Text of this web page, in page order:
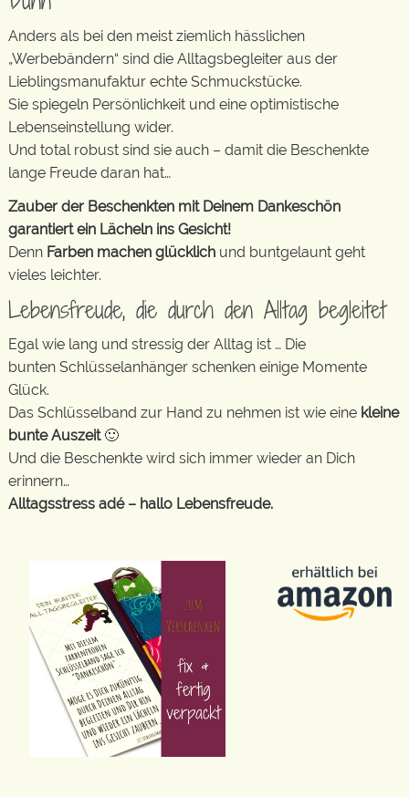
Anders als bei den meist ziemlich hässlichen
„Werbebändern“ sind die Alltagsbegleiter aus der
Lieblingsmanufaktur echte Schmuckstücke.
Sie spiegeln Persönlichkeit und eine optimistische
Lebenseinstellung wider.
Und total robust sind sie auch – damit die Beschenkte
lange Freude daran hat…
Zauber der Beschenkten mit Deinem Dankeschön
garantiert ein Lächeln ins Gesicht!
Denn Farben machen glücklich und buntgelaunt geht
vieles leichter.
Lebensfreude, die durch den Alltag begleitet
Egal wie lang und stressig der Alltag ist … Die
bunten Schlüsselanhänger schenken einige Momente
Glück.
Das Schlüsselband zur Hand zu nehmen ist wie eine kleine
bunte Auszeit🙂
Und die Beschenkte wird sich immer wieder an Dich
erinnern…
Alltagsstress adé – hallo Lebensfreude.